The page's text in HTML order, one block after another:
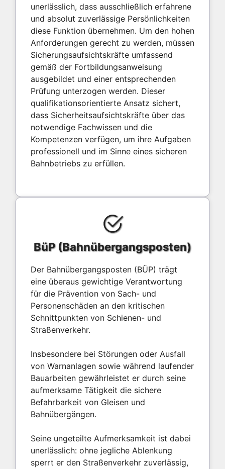
unerlässlich, dass ausschließlich erfahrene
und absolut zuverlässige Persönlichkeiten
diese Funktion übernehmen. Um den hohen
Anforderungen gerecht zu werden, müssen
Sicherungsaufsichtskräfte umfassend
gemäß der Fortbildungsanweisung
ausgebildet und einer entsprechenden
Prüfung unterzogen werden. Dieser
qualifikationsorientierte Ansatz sichert,
dass Sicherheitsaufsichtskräfte über das
notwendige Fachwissen und die
Kompetenzen verfügen, um ihre Aufgaben
professionell und im Sinne eines sicheren
Bahnbetriebs zu erfüllen.
BüP (Bahnübergangsposten)
Der Bahnübergangsposten (BÜP) trägt
eine überaus gewichtige Verantwortung
für die Prävention von Sach- und
Personenschäden an den kritischen
Schnittpunkten von Schienen- und
Straßenverkehr.
Insbesondere bei Störungen oder Ausfall
von Warnanlagen sowie während laufender
Bauarbeiten gewährleistet er durch seine
aufmerksame Tätigkeit die sichere
Befahrbarkeit von Gleisen und
Bahnübergängen.
Seine ungeteilte Aufmerksamkeit ist dabei
unerlässlich: ohne jegliche Ablenkung
sperrt er den Straßenverkehr zuverlässig,